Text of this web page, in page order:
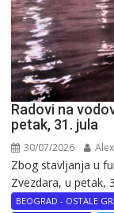
Radovi na
petak, 31. jula
30/07/2026 Alex
Zbog stavljanja u
Zvezdara, u petak,
BEOGRAD - OSTALE